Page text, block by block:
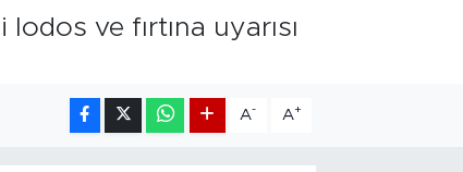
ve fırtına uyarısı
A- A+